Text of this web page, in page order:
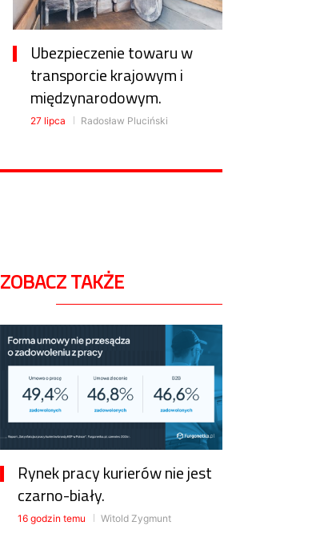
Ubezpieczenie towaru w
transporcie krajowym i
międzynarodowym.
27 lipca Radosław Pluciński
ZOBACZ TAKŻE
Rynek pracy kurierów nie jest
czarno-biały.
16 godzin temu Witold Zygmunt